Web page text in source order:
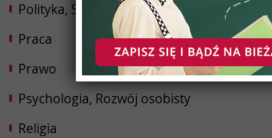
Polityka, Samorząd
Praca
Prawo
Psychologia, Rozwój osobisty
Religia